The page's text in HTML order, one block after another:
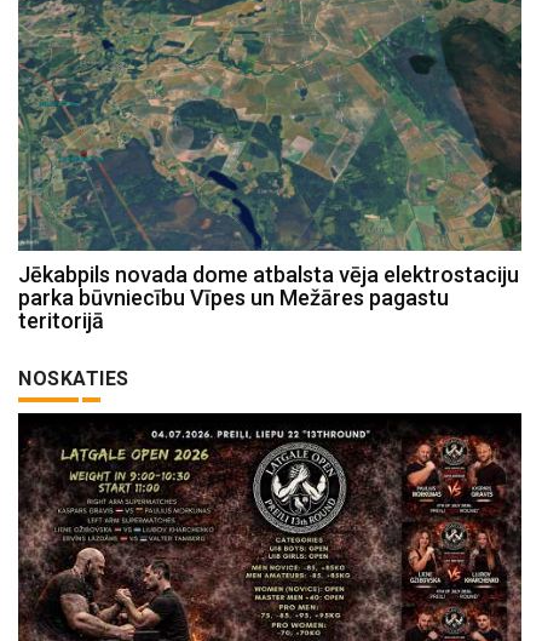
Jēkabpils novada dome atbalsta vēja elektrostaciju
parka būvniecību Vīpes un Mežāres pagastu
teritorijā
NOSKATIES